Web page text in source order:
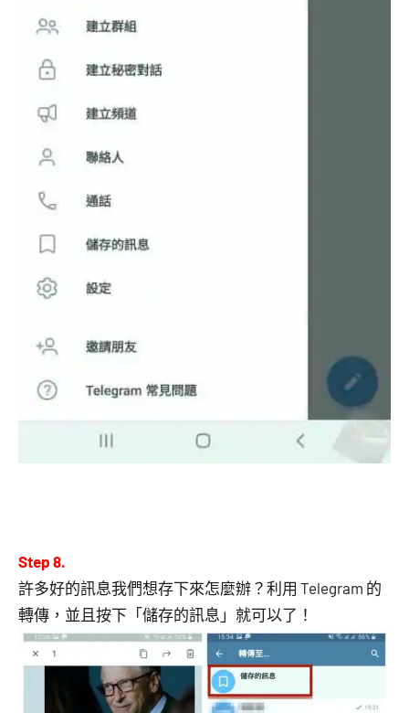
Step 8.
許多好的訊息我們想存下來怎麼辦？利用 Telegram 的
轉傳，並且按下「儲存的訊息」就可以了！